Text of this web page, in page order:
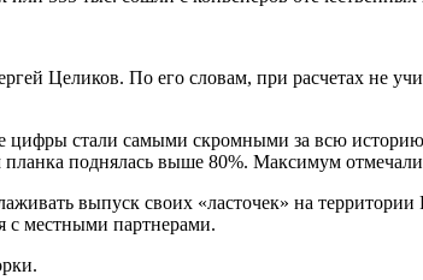
Целиков. По его словам, при расчетах не
цифры стали самыми скромными за всю
поднялась выше 80%. Максимум отмечали
выпуск своих «ласточек» на территории
с местными партнерами.